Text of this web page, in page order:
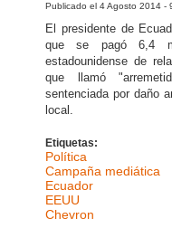
Publicado el 4 Agosto 2014 -
El presidente de
que se pagó 6,4
estadounidense de
que llamó
sentenciada por daño
local.
Etiquetas:
Política
Campaña mediática
Ecuador
EEUU
Chevron